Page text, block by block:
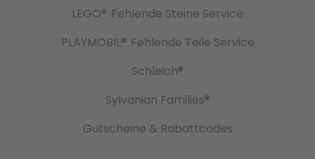
LEGO® Fehlende Steine Service
PLAYMOBIL® Fehlende Teile Service
Schleich®
Sylvanian Families®
Gutscheine & Rabattcodes